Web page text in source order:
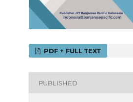
PDF + FULL TEXT
PUBLISHED